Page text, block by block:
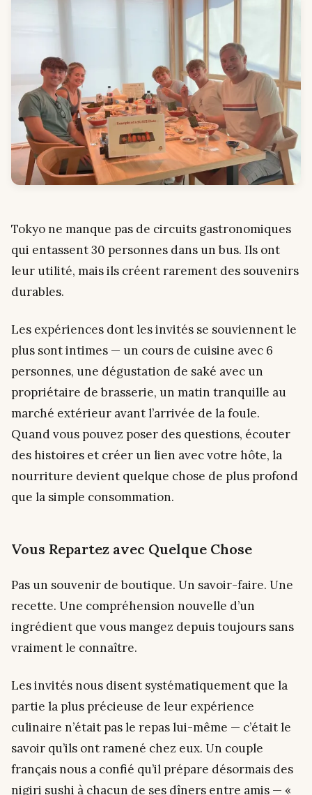
Tokyo ne manque pas de circuits gastronomiques
qui entassent 30 personnes dans un bus. Ils ont
leur utilité, mais ils créent rarement des souvenirs
durables.
Les expériences dont les invités se souviennent le
plus sont intimes — un cours de cuisine avec 6
personnes, une dégustation de saké avec un
propriétaire de brasserie, un matin tranquille au
marché extérieur avant l’arrivée de la foule.
Quand vous pouvez poser des questions, écouter
des histoires et créer un lien avec votre hôte, la
nourriture devient quelque chose de plus profond
que la simple consommation.
Vous Repartez avec Quelque Chose
Pas un souvenir de boutique. Un savoir-faire. Une
recette. Une compréhension nouvelle d’un
ingrédient que vous mangez depuis toujours sans
vraiment le connaître.
Les invités nous disent systématiquement que la
partie la plus précieuse de leur expérience
culinaire n’était pas le repas lui-même — c’était le
savoir qu’ils ont ramené chez eux. Un couple
français nous a confié qu’il prépare désormais des
nigiri sushi à chacun de ses dîners entre amis — «